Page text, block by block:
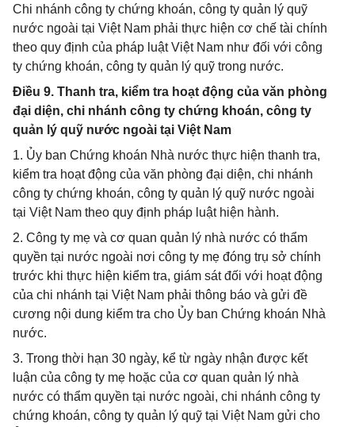
Chi nhánh công ty chứng khoán, công ty quản lý quỹ
nước ngoài tại Việt Nam phải thực hiện cơ chế tài chính
theo quy định của pháp luật Việt Nam như đối với công
ty chứng khoán, công ty quản lý quỹ trong nước.
Điều 9. Thanh tra, kiểm tra hoạt động của văn phòng
đại diện, chi nhánh công ty chứng khoán, công ty
quản lý quỹ nước ngoài tại Việt Nam
1. Ủy ban Chứng khoán Nhà nước thực hiện thanh tra,
kiểm tra hoạt động của văn phòng đại diện, chi nhánh
công ty chứng khoán, công ty quản lý quỹ nước ngoài
tại Việt Nam theo quy định pháp luật hiện hành.
2. Công ty mẹ và cơ quan quản lý nhà nước có thẩm
quyền tại nước ngoài nơi công ty mẹ đóng trụ sở chính
trước khi thực hiện kiểm tra, giám sát đối với hoạt động
của chi nhánh tại Việt Nam phải thông báo và gửi đề
cương nội dung kiểm tra cho Ủy ban Chứng khoán Nhà
nước.
3. Trong thời hạn 30 ngày, kể từ ngày nhận được kết
luận của công ty mẹ hoặc của cơ quan quản lý nhà
nước có thẩm quyền tại nước ngoài, chi nhánh công ty
chứng khoán, công ty quản lý quỹ tại Việt Nam gửi cho